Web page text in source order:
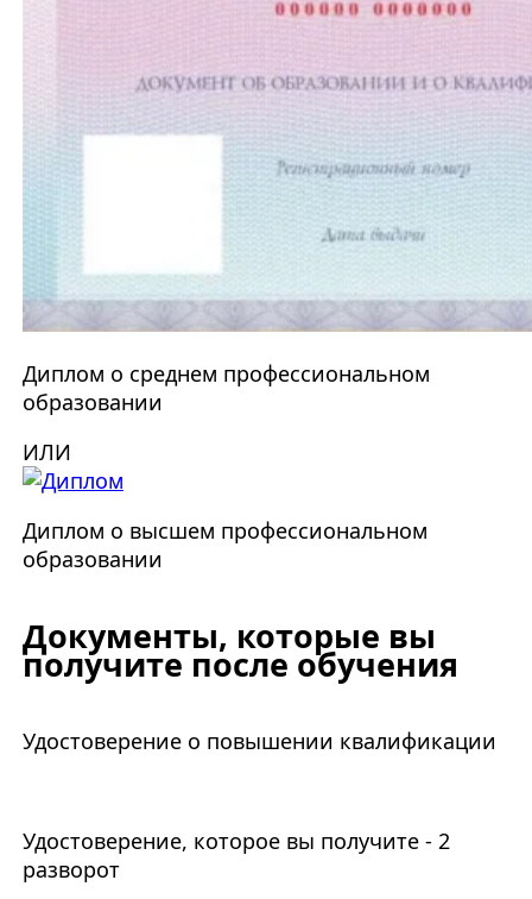
Диплом о среднем профессиональном
образовании
ИЛИ
Диплом о высшем профессиональном
образовании
Документы, которые вы
получите после обучения
Удостоверение о повышении квалификации
Удостоверение, которое вы получите - 2
разворот